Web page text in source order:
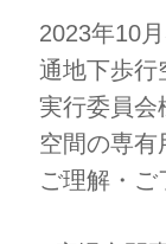
2023年10
通地下歩行
実行委員会
空間の専有
ご理解・